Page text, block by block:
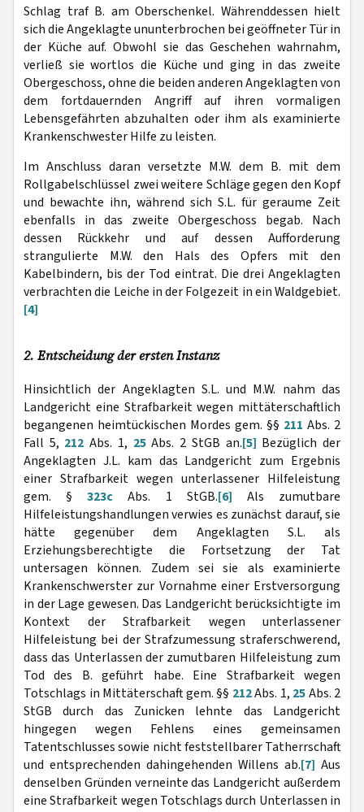
Schlag traf B. am Oberschenkel. Währenddessen hielt
sich die Angeklagte ununterbrochen bei geöffneter Tür in
der Küche auf. Obwohl sie das Geschehen wahrnahm,
verließ sie wortlos die Küche und ging in das zweite
Obergeschoss, ohne die beiden anderen Angeklagten von
dem fortdauernden Angriff auf ihren vormaligen
Lebensgefährten abzuhalten oder ihm als examinierte
Krankenschwester Hilfe zu leisten.
Im Anschluss daran versetzte M.W. dem B. mit dem
Rollgabelschlüssel zwei weitere Schläge gegen den Kopf
und bewachte ihn, während sich S.L. für geraume Zeit
ebenfalls in das zweite Obergeschoss begab. Nach
dessen Rückkehr und auf dessen Aufforderung
strangulierte M.W. den Hals des Opfers mit den
Kabelbindern, bis der Tod eintrat. Die drei Angeklagten
verbrachten die Leiche in der Folgezeit in ein Waldgebiet.
[4]
2. Entscheidung der ersten Instanz
Hinsichtlich der Angeklagten S.L. und M.W. nahm das
Landgericht eine Strafbarkeit wegen mittäterschaftlich
begangenen heimtückischen Mordes gem. §§ 211 Abs. 2
Fall 5, 212 Abs. 1, 25Abs. 2 StGB an.[5] Bezüglich der
Angeklagten J.L. kam das Landgericht zum Ergebnis
einer Strafbarkeit wegen unterlassener Hilfeleistung
gem. §323c Abs. 1 StGB.[6] Als zumutbare
Hilfeleistungshandlungen verwies es zunächst darauf, sie
hätte gegenüber dem Angeklagten S.L. als
Erziehungsberechtigte die Fortsetzung der Tat
untersagen können. Zudem sei sie als examinierte
Krankenschwerster zur Vornahme einer Erstversorgung
in der Lage gewesen. Das Landgericht berücksichtigte im
Kontext der Strafbarkeit wegen unterlassener
Hilfeleistung bei der Strafzumessung straferschwerend,
dass das Unterlassen der zumutbaren Hilfeleistung zum
Tod des B. geführt habe. Eine Strafbarkeit wegen
Totschlags in Mittäterschaft gem. §§ 212Abs. 1, 25Abs. 2
StGB durch das Zunicken lehnte das Landgericht
hingegen wegen Fehlens eines gemeinsamen
Tatentschlusses sowie nicht feststellbarer Tatherrschaft
und entsprechenden dahingehenden Willens ab.[7] Aus
denselben Gründen verneinte das Landgericht außerdem
eine Strafbarkeit wegen Totschlags durch Unterlassen in